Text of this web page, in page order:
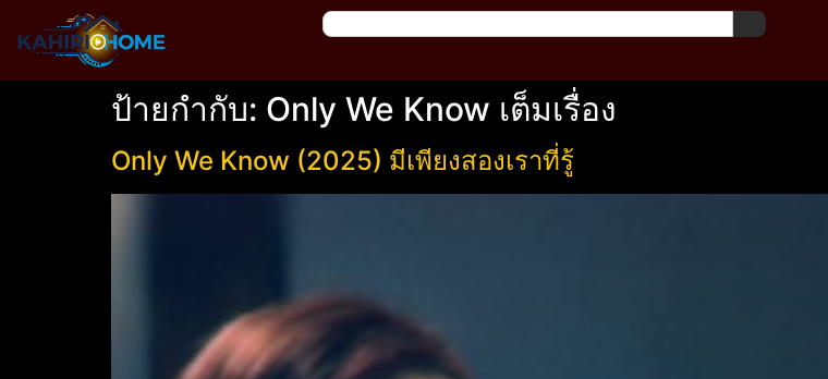
ป้ายกำกับ: Only We Know เต็มเรื่อง
Only We Know (2025) มีเพียงสองเราที่รู้